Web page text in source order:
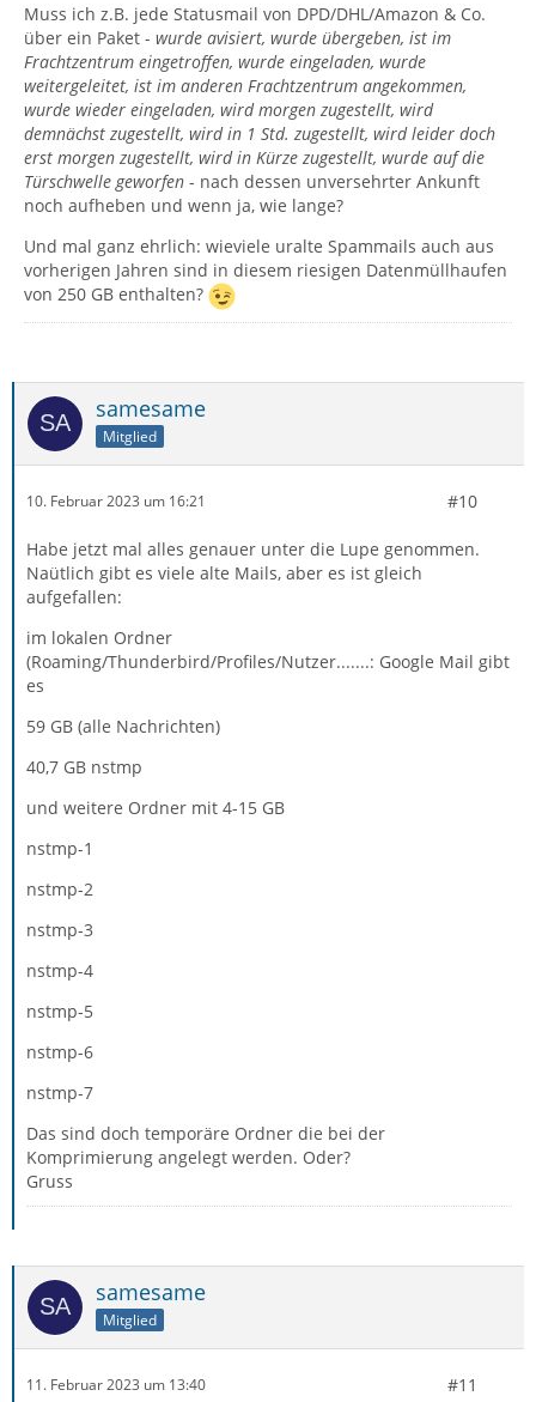
Muss ich z.B. jede Statusmail von DPD/DHL/Amazon & Co.
über ein Paket - wurde avisiert, wurde übergeben, ist im
Frachtzentrum eingetroffen, wurde eingeladen, wurde
weitergeleitet, ist im anderen Frachtzentrum angekommen,
wurde wieder eingeladen, wird morgen zugestellt, wird
demnächst zugestellt, wird in 1 Std. zugestellt, wird leider doch
erst morgen zugestellt, wird in Kürze zugestellt, wurde auf die
Türschwelle geworfen - nach dessen unversehrter Ankunft
noch aufheben und wenn ja, wie lange?
Und mal ganz ehrlich: wieviele uralte Spammails auch aus
vorherigen Jahren sind in diesem riesigen Datenmüllhaufen
von 250 GB enthalten?
samesame
Mitglied
10. Februar 2023 um 16:21 #10
Habe jetzt mal alles genauer unter die Lupe genommen.
Naütlich gibt es viele alte Mails, aber es ist gleich
aufgefallen:
im lokalen Ordner
(Roaming/Thunderbird/Profiles/Nutzer.......: Google Mail gibt
es
59 GB (alle Nachrichten)
40,7 GB nstmp
und weitere Ordner mit 4-15 GB
nstmp-1
nstmp-2
nstmp-3
nstmp-4
nstmp-5
nstmp-6
nstmp-7
Das sind doch temporäre Ordner die bei der
Komprimierung angelegt werden. Oder?
Gruss
samesame
Mitglied
11. Februar 2023 um 13:40 #11